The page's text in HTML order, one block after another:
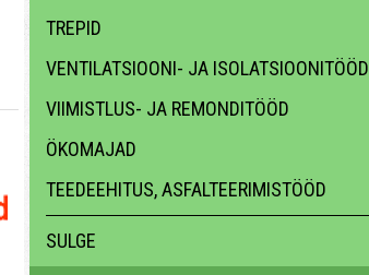
TREPID
VENTILATSIOONI- JA ISOLATSIOONITÖÖD
VIIMISTLUS- JA REMONDITÖÖD
ÖKOMAJAD
TEEDEEHITUS, ASFALTEERIMISTÖÖD
SULGE